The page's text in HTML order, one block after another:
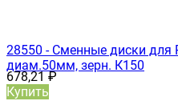
28550 - Сменные диски для
диам.50мм, зерн. К150
678,21₽
Купить